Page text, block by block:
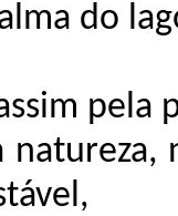
do
pela
natureza,